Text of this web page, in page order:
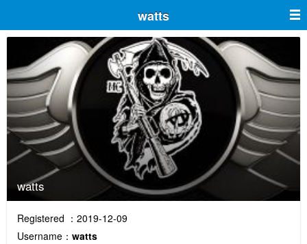
watts
watts
Registered ：2019-12-09
Username： watts